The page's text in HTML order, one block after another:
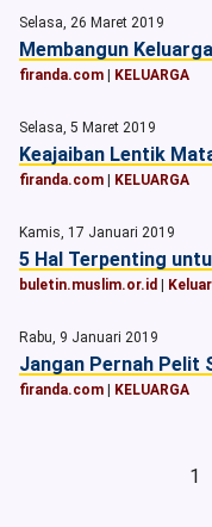
Selasa, 26 Maret 2019
Membangun
firanda.com KELUARGA
Selasa, 5 Maret 2019
Keajaiban Lentik
firanda.com KELUARGA
Kamis, 17 Januari 2019
5 Hal Terpenting
buletin.muslim.or.id
Rabu, 9 Januari 2019
Jangan Pernah Pelit
firanda.com KELUARGA
1